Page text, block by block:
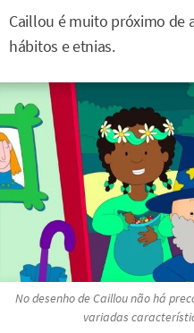
Caillou é muito próximo de
hábitos e etnias.
No desenho de Caillou não há
variadas